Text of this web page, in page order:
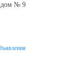
дом № 9